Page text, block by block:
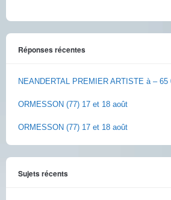
Réponses récentes
NEANDERTAL PREMIER ARTISTE à – 65
ORMESSON (77) 17 et 18 août
ORMESSON (77) 17 et 18 août
Sujets récents